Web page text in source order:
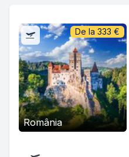
România
De la 333 €